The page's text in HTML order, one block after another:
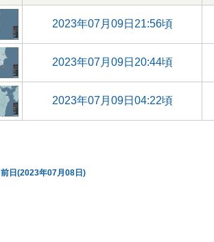
2023年07月09日21:56頃
2023年07月09日20:44頃
2023年07月09日04:22頃
前日(2023年07月08日)